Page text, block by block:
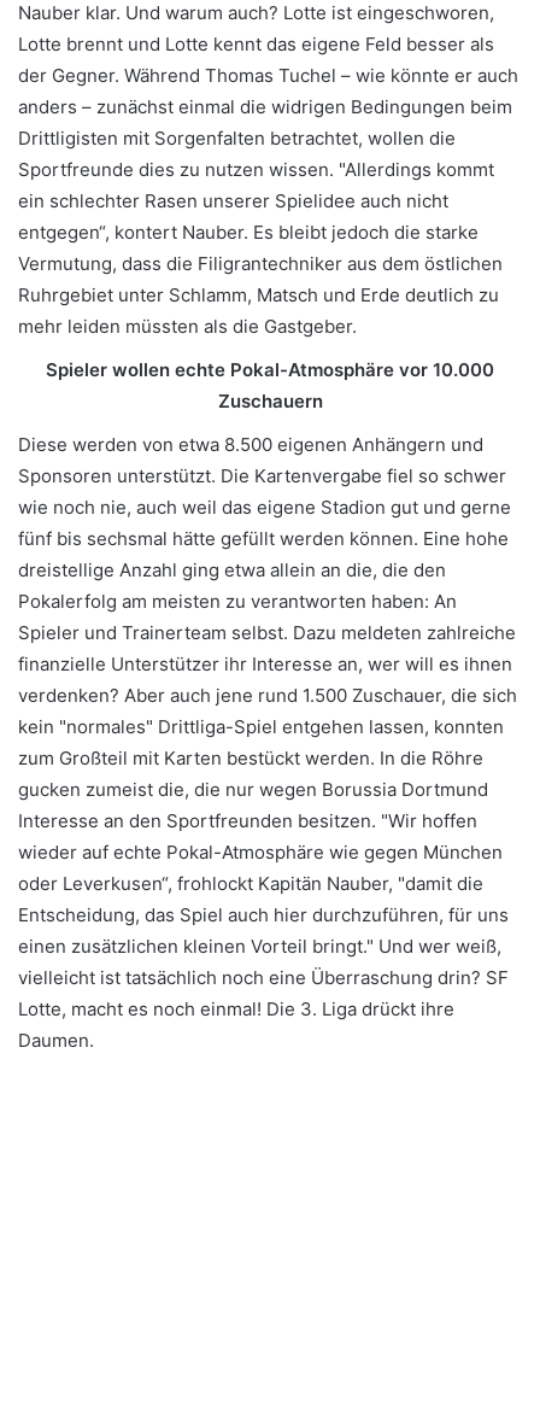
Nauber klar. Und warum auch? Lotte ist eingeschworen,
Lotte brennt und Lotte kennt das eigene Feld besser als
der Gegner. Während Thomas Tuchel – wie könnte er auch
anders – zunächst einmal die widrigen Bedingungen beim
Drittligisten mit Sorgenfalten betrachtet, wollen die
Sportfreunde dies zu nutzen wissen. "Allerdings kommt
ein schlechter Rasen unserer Spielidee auch nicht
entgegen“, kontert Nauber. Es bleibt jedoch die starke
Vermutung, dass die Filigrantechniker aus dem östlichen
Ruhrgebiet unter Schlamm, Matsch und Erde deutlich zu
mehr leiden müssten als die Gastgeber.
Spieler wollen echte Pokal-Atmosphäre vor 10.000
Zuschauern
Diese werden von etwa 8.500 eigenen Anhängern und
Sponsoren unterstützt. Die Kartenvergabe fiel so schwer
wie noch nie, auch weil das eigene Stadion gut und gerne
fünf bis sechsmal hätte gefüllt werden können. Eine hohe
dreistellige Anzahl ging etwa allein an die, die den
Pokalerfolg am meisten zu verantworten haben: An
Spieler und Trainerteam selbst. Dazu meldeten zahlreiche
finanzielle Unterstützer ihr Interesse an, wer will es ihnen
verdenken? Aber auch jene rund 1.500 Zuschauer, die sich
kein "normales" Drittliga-Spiel entgehen lassen, konnten
zum Großteil mit Karten bestückt werden. In die Röhre
gucken zumeist die, die nur wegen Borussia Dortmund
Interesse an den Sportfreunden besitzen. "Wir hoffen
wieder auf echte Pokal-Atmosphäre wie gegen München
oder Leverkusen“, frohlockt Kapitän Nauber, "damit die
Entscheidung, das Spiel auch hier durchzuführen, für uns
einen zusätzlichen kleinen Vorteil bringt." Und wer weiß,
vielleicht ist tatsächlich noch eine Überraschung drin? SF
Lotte, macht es noch einmal! Die 3. Liga drückt ihre
Daumen.